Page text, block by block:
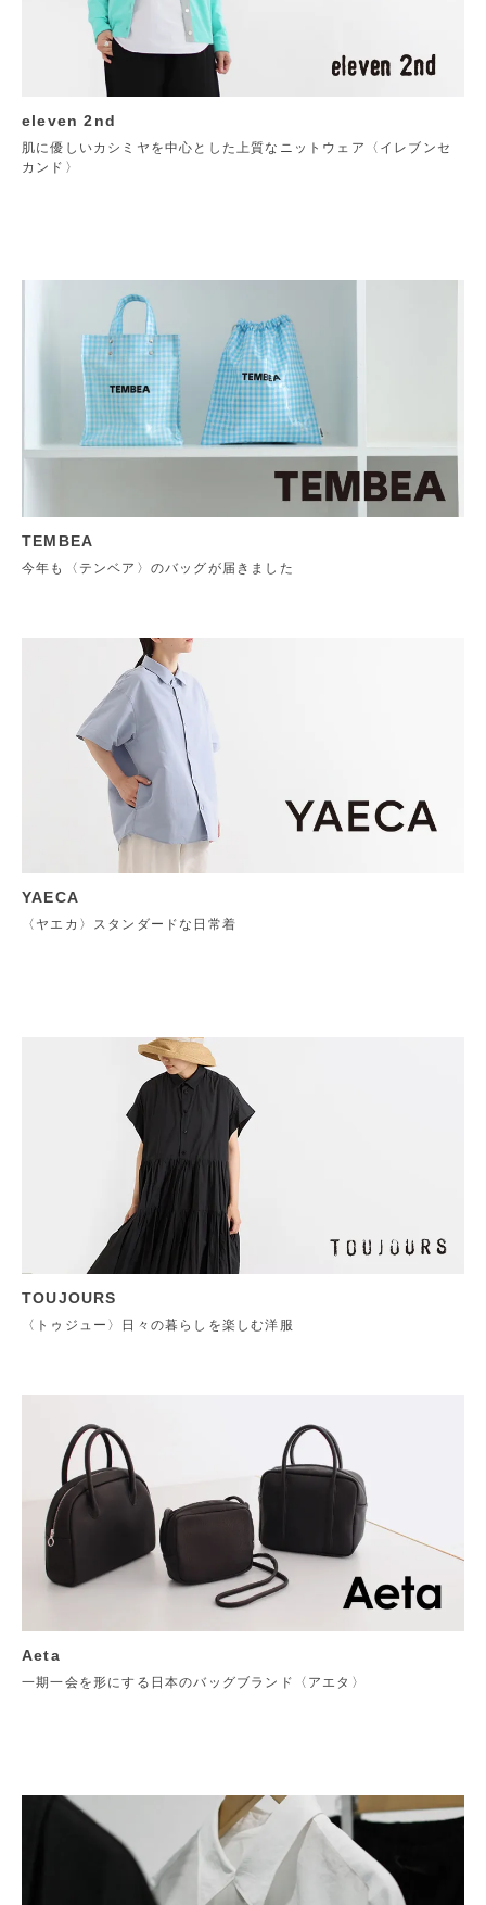
eleven 2nd
肌に優しいカシミヤを中心とした上質なニットウェア〈イレブンセ
カンド〉
TEMBEA
今年も〈テンベア〉のバッグが届きました
YAECA
〈ヤエカ〉スタンダードな日常着
TOUJOURS
〈トゥジュー〉日々の暮らしを楽しむ洋服
Aeta
一期一会を形にする日本のバッグブランド〈アエタ〉